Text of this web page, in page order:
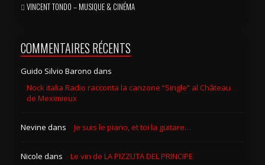
VINCENT TONDO – MUSIQUE & CINÉMA
COMMENTAIRES RÉCENTS
Guido Silvio Barono dans
Nock italia Radio racconta la canzone “Single” al Château
de Meximieux
Nevine dans Je suis le piano, et toi la guitare…
Nicole dans Le vin de LA PIZZUTA DEL PRINCIPE